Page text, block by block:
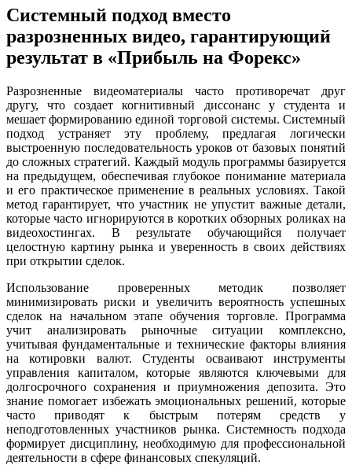
Системный подход вместо
разрозненных видео, гарантирующий
результат в «Прибыль на Форекс»
Разрозненные видеоматериалы часто противоречат друг
другу, что создает когнитивный диссонанс у студента и
мешает формированию единой торговой системы. Системный
подход устраняет эту проблему, предлагая логически
выстроенную последовательность уроков от базовых понятий
до сложных стратегий. Каждый модуль программы базируется
на предыдущем, обеспечивая глубокое понимание материала
и его практическое применение в реальных условиях. Такой
метод гарантирует, что участник не упустит важные детали,
которые часто игнорируются в коротких обзорных роликах на
видеохостингах. В результате обучающийся получает
целостную картину рынка и уверенность в своих действиях
при открытии сделок.
Использование проверенных методик позволяет
минимизировать риски и увеличить вероятность успешных
сделок на начальном этапе обучения торговле. Программа
учит анализировать рыночные ситуации комплексно,
учитывая фундаментальные и технические факторы влияния
на котировки валют. Студенты осваивают инструменты
управления капиталом, которые являются ключевыми для
долгосрочного сохранения и приумножения депозита. Это
знание помогает избежать эмоциональных решений, которые
часто приводят к быстрым потерям средств у
неподготовленных участников рынка. Системность подхода
формирует дисциплину, необходимую для профессиональной
деятельности в сфере финансовых спекуляций.